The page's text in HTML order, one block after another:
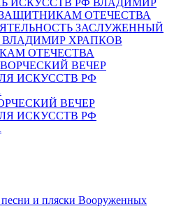
ЗАСЛУЖЕННЫЙ
ВЛАДИМИР ХРАПКОВ
ОТЕЧЕСТВА
ВЕЧЕР
ИСКУССТВ РФ
песни и пляски Вооруженных